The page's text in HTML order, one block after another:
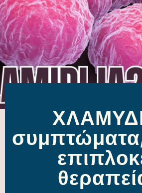
συμπτώματα,